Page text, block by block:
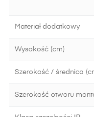
Materiał dodatkowy
Wysokość (cm)
Szerokość / średnica
Szerokość otworu